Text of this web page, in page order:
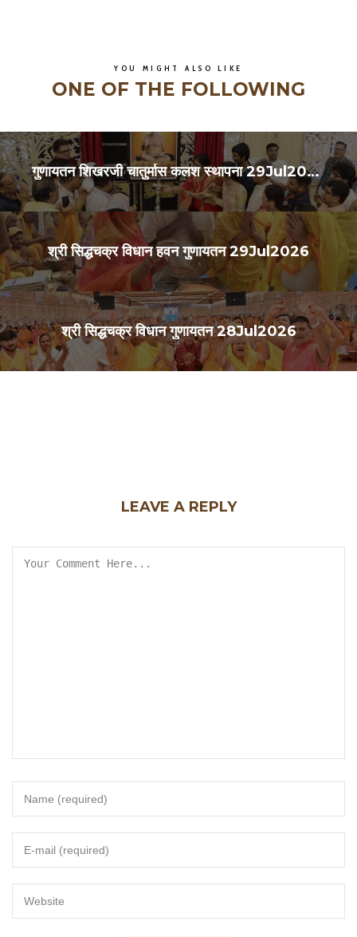
YOU MIGHT ALSO LIKE
ONE OF THE FOLLOWING
गुणायतन शिखरजी चातुर्मास कलश स्थापना 29Jul2026
श्री सिद्धचक्र विधान हवन गुणायतन 29Jul2026
श्री सिद्धचक्र विधान गुणायतन 28Jul2026
LEAVE A REPLY